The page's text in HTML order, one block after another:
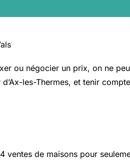
ou négocier un prix, on ne
les-Thermes, et tenir
ventes de maisons pour